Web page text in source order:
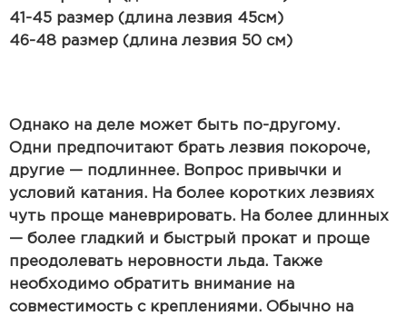
41-45 размер (длина лезвия 45см)
46-48 размер (длина лезвия 50 см)
Однако на деле может быть по-другому.
Одни предпочитают брать лезвия покороче,
другие — подлиннее. Вопрос привычки и
условий катания. На более коротких лезвиях
чуть проще маневрировать. На более длинных
— более гладкий и быстрый прокат и проще
преодолевать неровности льда. Также
необходимо обратить внимание на
совместимость с креплениями. Обычно на